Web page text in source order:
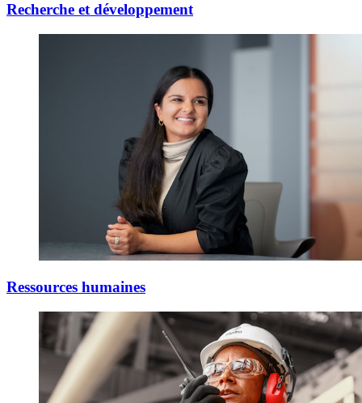
Recherche et développement
Ressources humaines